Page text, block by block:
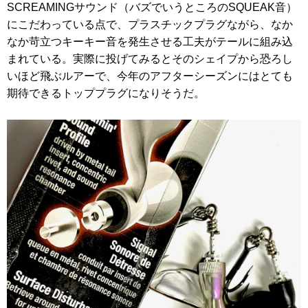
SCREAMINGサウンド（バズでいうところのSQUEAK音）
にこだわっている点で、プラスチックプラグながら、なか
なか苛立つキーキー音を発生させる工夫がテールに組み込
まれている。実際に投げてみるとそのシェイプから恐ろし
いほど飛ぶルアーで、今年のアフターシーズンにはとても
期待できるトッププラグになりそうだ。